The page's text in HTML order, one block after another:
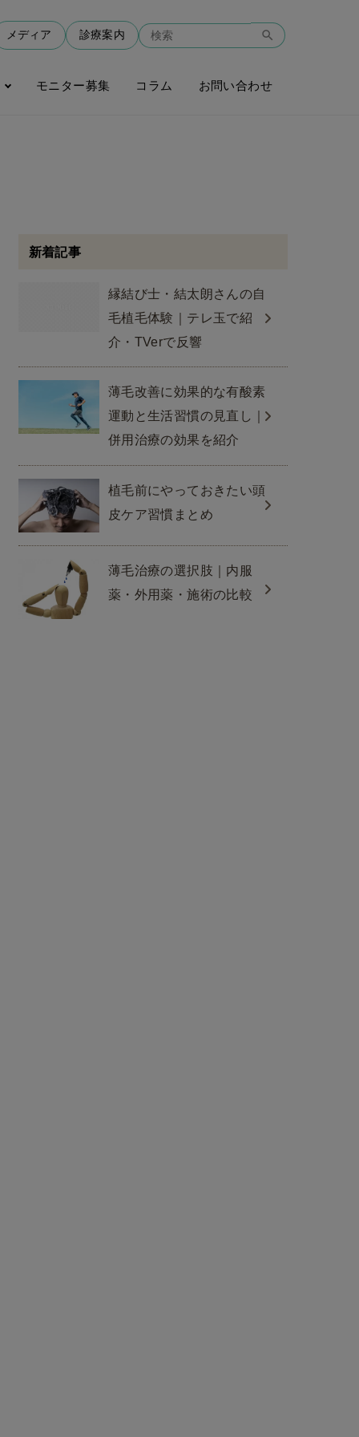
メディア 診療案内
モニター募集 コラム お問い合わせ
新着記事
縁結び士・結太朗さんの自
毛植毛体験｜テレ玉で紹
介・TVerで反響
薄毛改善に効果的な有酸素
運動と生活習慣の見直し｜
併用治療の効果を紹介
植毛前にやっておきたい頭
皮ケア習慣まとめ
薄毛治療の選択肢｜内服
薬・外用薬・施術の比較